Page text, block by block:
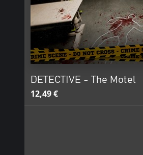
DETECTIVE - The Motel
12,49 €